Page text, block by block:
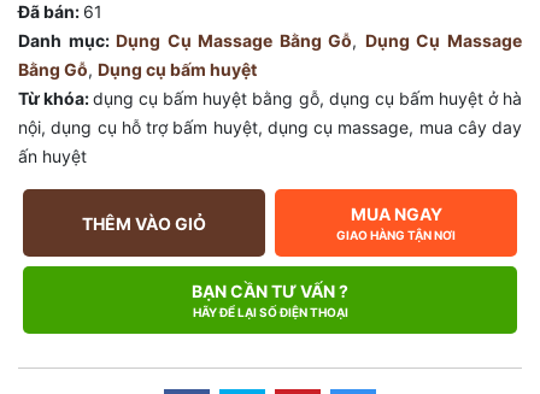
Đã bán: 61
Danh mục:Dụng Cụ Massage Bằng Gỗ, Dụng Cụ Massage
Bằng Gỗ, Dụng cụ bấm huyệt
Từ khóa:dụng cụ bấm huyệt bằng gỗ, dụng cụ bấm huyệt ở hà
nội,dụng cụ hỗ trợ bấm huyệt, dụng cụ massage, mua cây day
ấn huyệt
THÊM VÀO GIỎ MUA NGAY
GIAO HÀNG TẬN NƠI
BẠN CẦN TƯ VẤN ?
HÃY ĐỂ LẠI SỐ ĐIỆN THOẠI